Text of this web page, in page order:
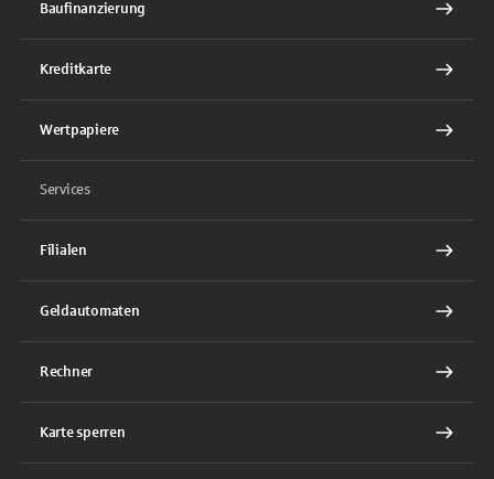
Baufinanzierung
Kreditkarte
Wertpapiere
Services
Filialen
Geldautomaten
Rechner
Karte sperren